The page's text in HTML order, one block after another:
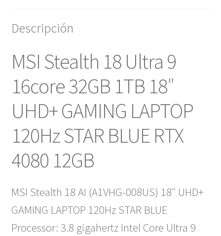
Descripción
MSI Stealth 18 Ultra 9
16core 32GB 1TB 18″
UHD+ GAMING LAPTOP
120Hz STAR BLUE RTX
4080 12GB
MSI Stealth 18 AI (A1VHG-008US) 18″ UHD+
GAMING LAPTOP 120Hz STAR BLUE
Processor: 3.8 gigahertz Intel Core Ultra 9